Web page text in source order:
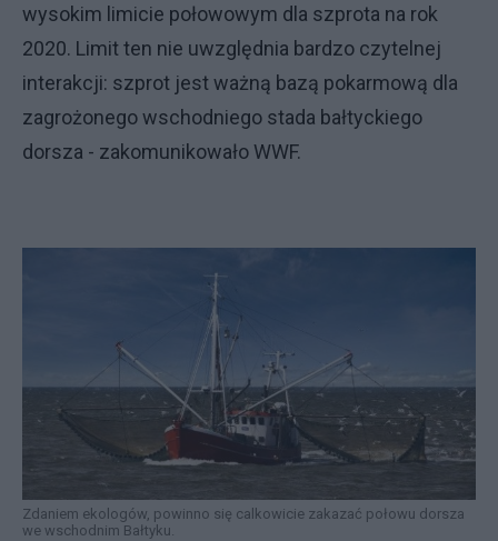
wysokim limicie połowowym dla szprota na rok
2020. Limit ten nie uwzględnia bardzo czytelnej
interakcji: szprot jest ważną bazą pokarmową dla
zagrożonego wschodniego stada bałtyckiego
dorsza - zakomunikowało WWF.
Zdaniem ekologów, powinno się calkowicie zakazać połowu dorsza
we wschodnim Bałtyku.